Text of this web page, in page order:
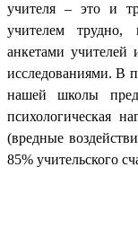
учителя – это и
учителем трудно,
анкетами
исследованиями. В
нашей школы
психологическая
(вредные
85% учительского